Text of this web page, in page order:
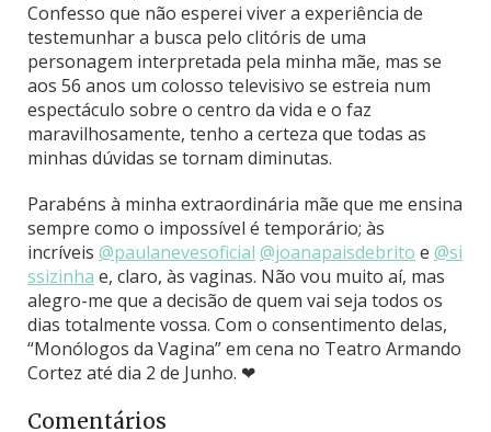
Confesso que não esperei viver a experiência de
testemunhar a busca pelo clitóris de uma
personagem interpretada pela minha mãe, mas se
aos 56 anos um colosso televisivo se estreia num
espectáculo sobre o centro da vida e o faz
maravilhosamente, tenho a certeza que todas as
minhas dúvidas se tornam diminutas.
Parabéns à minha extraordinária mãe que me ensina
sempre como o impossível é temporário; às
incríveis @paulanevesoficial @joanapaisdebrito e @si
ssizinha e, claro, às vaginas. Não vou muito aí, mas
alegro-me que a decisão de quem vai seja todos os
dias totalmente vossa. Com o consentimento delas,
“Monólogos da Vagina” em cena no Teatro Armando
Cortez até dia 2 de Junho. ❤
Comentários